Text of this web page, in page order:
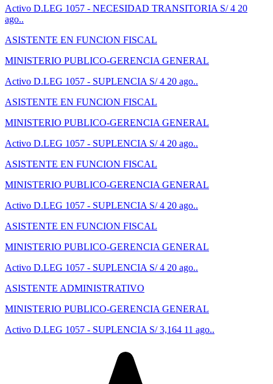
Activo D.LEG 1057 - NECESIDAD TRANSITORIA S/ 4 20
ago..
ASISTENTE EN FUNCION FISCAL
MINISTERIO PUBLICO-GERENCIA GENERAL
Activo D.LEG 1057 - SUPLENCIA S/ 4 20 ago..
ASISTENTE EN FUNCION FISCAL
MINISTERIO PUBLICO-GERENCIA GENERAL
Activo D.LEG 1057 - SUPLENCIA S/ 4 20 ago..
ASISTENTE EN FUNCION FISCAL
MINISTERIO PUBLICO-GERENCIA GENERAL
Activo D.LEG 1057 - SUPLENCIA S/ 4 20 ago..
ASISTENTE EN FUNCION FISCAL
MINISTERIO PUBLICO-GERENCIA GENERAL
Activo D.LEG 1057 - SUPLENCIA S/ 4 20 ago..
ASISTENTE ADMINISTRATIVO
MINISTERIO PUBLICO-GERENCIA GENERAL
Activo D.LEG 1057 - SUPLENCIA S/ 3,164 11 ago..